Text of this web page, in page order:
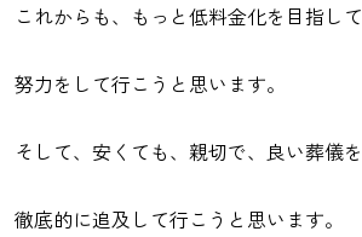
これからも、もっと低料金化を目指して
努力をして行こうと思います。
そして、安くても、親切で、良い葬儀を
徹底的に追及して行こうと思います。